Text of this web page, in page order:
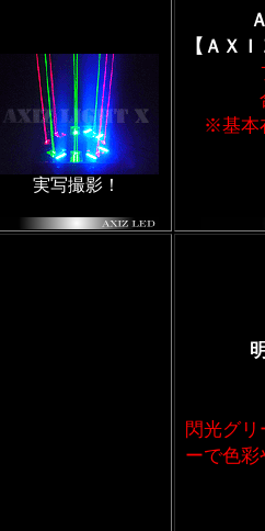
実写撮影！
【ＡＸ
※基本
閃光グ
ーで色